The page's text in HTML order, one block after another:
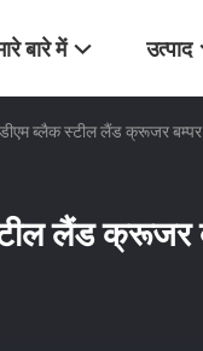
बारे में उत्पाद
ब्लैक स्टील लैंड क्रूजर
लैंड क्रूजर